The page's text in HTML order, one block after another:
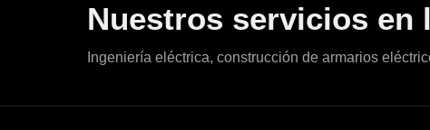
Nuestros servicios en
Ingeniería eléctrica, construcción de armarios